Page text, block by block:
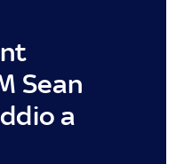
Sean
a